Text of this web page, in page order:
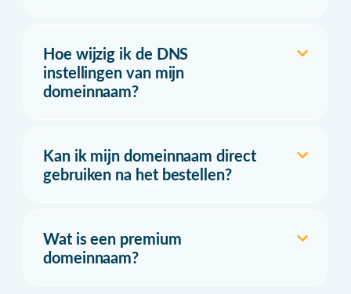
Hoe wijzig ik de DNS
instellingen van mijn
domeinnaam?
Kan ik mijn domeinnaam direct
gebruiken na het bestellen?
Wat is een premium
domeinnaam?